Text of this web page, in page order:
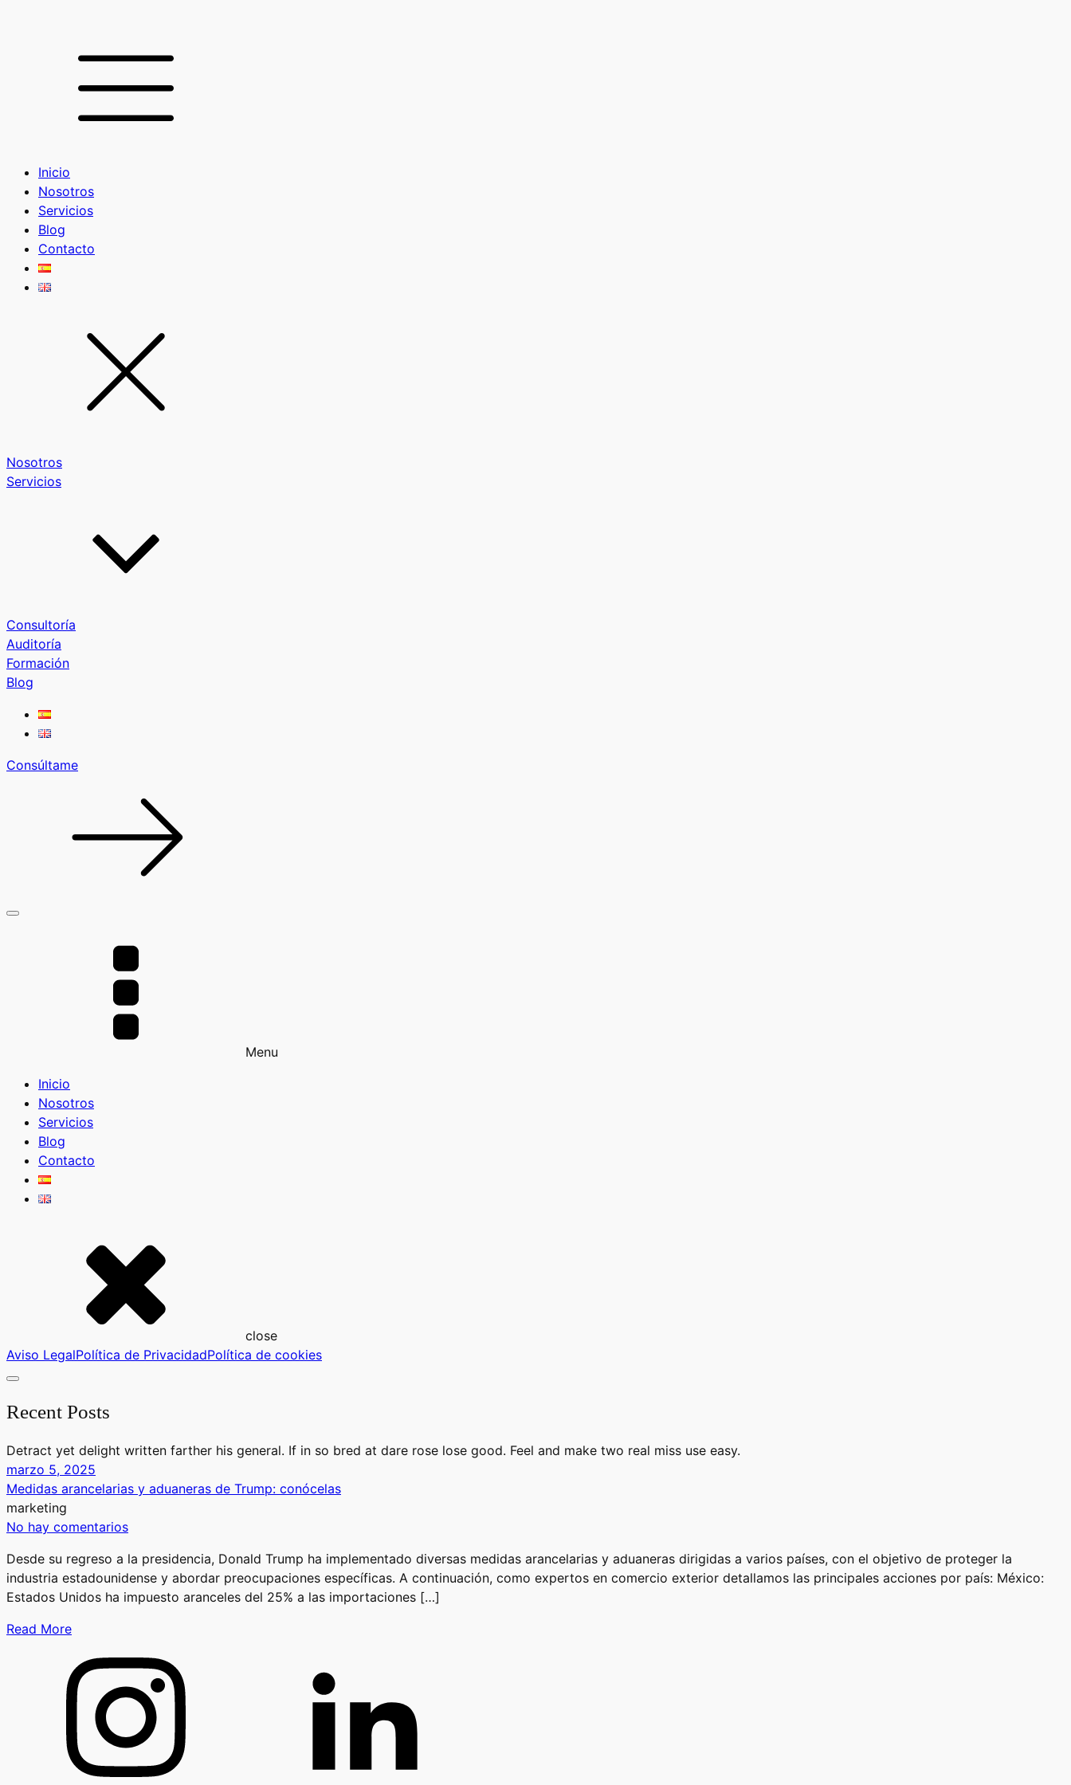
Inicio
Nosotros
Servicios
Blog
Contacto
Nosotros
Servicios
Consultoría
Auditoría
Formación
Blog
Consúltame
Menu
Inicio
Nosotros
Servicios
Blog
Contacto
close
Aviso LegalPolítica de PrivacidadPolítica de cookies
Recent Posts
Detract yet delight written farther his general. If in so bred at dare rose lose good. Feel and make two real miss use easy.
marzo 5, 2025
Medidas arancelarias y aduaneras de Trump: conócelas
marketing
No hay comentarios
Desde su regreso a la presidencia, Donald Trump ha implementado diversas medidas arancelarias y aduaneras dirigidas a varios países, con el objetivo de proteger la
industria estadounidense y abordar preocupaciones específicas. A continuación, como expertos en comercio exterior detallamos las principales acciones por país: México:
Estados Unidos ha impuesto aranceles del 25% a las importaciones […]
Read More